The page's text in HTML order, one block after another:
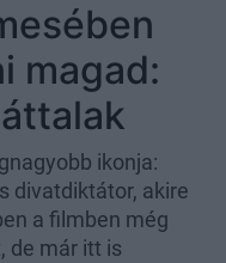
magad:
ikonja:
divatdiktátor, akire
a filmben még
de már itt is